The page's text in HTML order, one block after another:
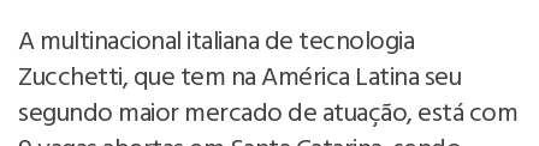
A multinacional italiana de tecnologia
Zucchetti, que tem na América Latina seu
segundo maior mercado de atuação, está com